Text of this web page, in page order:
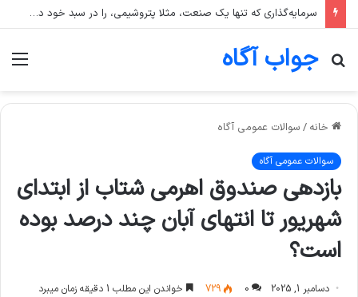
سرمایه‌گذاری که تنها یک صنعت، مثلا پتروشیمی، را در سبد خود دارد، بیشتر در معرض چه ریسکی است؟
جواب آگاه
جستجو
خانه / سوالات عمومی آگاه
سوالات عمومی آگاه
بازدهی صندوق اهرمی شتاب از ابتدای
شهریور تا انتهای آبان چند درصد بوده
است؟
دسامبر 1, 2025 0
729 خواندن این مطلب 1 دقیقه زمان میبرد